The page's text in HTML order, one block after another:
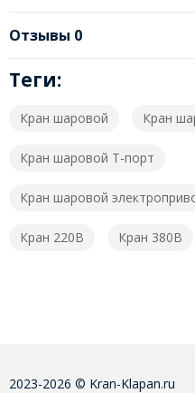
Отзывы 0
Теги:
Кран шаровой Кран
Кран шаровой T-порт
Кран шаровой
Кран 220В Кран 380В
2023-2026 © Kran-Klapan.ru